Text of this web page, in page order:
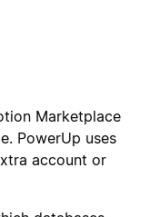
Marketplace
PowerUp uses
account or